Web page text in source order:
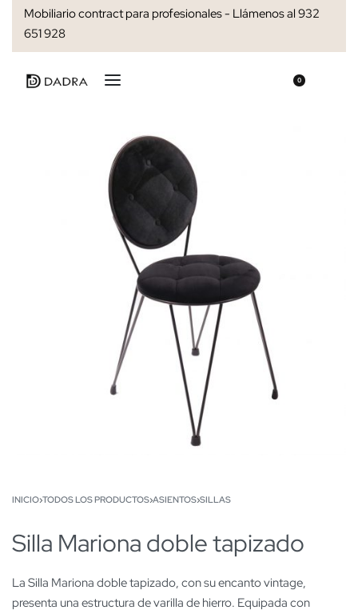
Mobiliario contract para profesionales - Llámenos al 932
651 928
0
INICIO›TODOS LOS PRODUCTOS›ASIENTOS›SILLAS
Silla Mariona doble tapizado
La Silla Mariona doble tapizado, con su encanto vintage,
presenta una estructura de varilla de hierro. Equipada con